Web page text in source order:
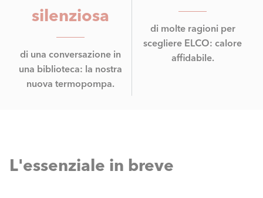
silenziosa
di una conversazione in
una biblioteca: la nostra
nuova termopompa.
di molte ragioni per
scegliere ELCO: calore
affidabile.
L'essenziale in breve